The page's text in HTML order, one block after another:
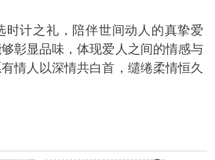
计之礼，陪伴世间动人的真挚爱
彰显品味，体现爱人之间的情感与
情人以深情共白首，缱绻柔情恒久